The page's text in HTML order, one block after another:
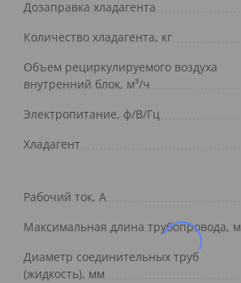
Дозаправка хладагента
Количество хладагента, кг
Объем рециркулируемого воздуха
внутренний блок, м³/ч
Электропитание, ф/В/Гц
Хладагент
Рабочий ток, А
Максимальная длина трубопровода, м
Диаметр соединительных труб
(жидкость), мм